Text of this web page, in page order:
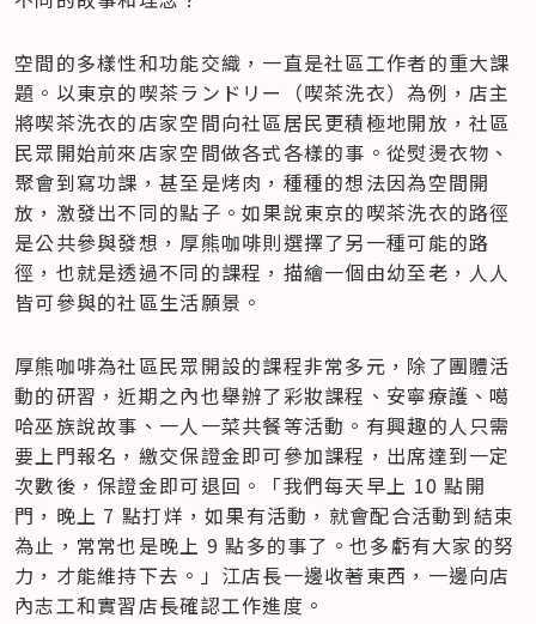
空間的多樣性和功能交織，一直是社區工作者的重大課
題。以東京的喫茶ランドリー（喫茶洗衣）為例，店主
將喫茶洗衣的店家空間向社區居民更積極地開放，社區
民眾開始前來店家空間做各式各樣的事。從熨燙衣物、
聚會到寫功課，甚至是烤肉，種種的想法因為空間開
放，激發出不同的點子。如果說東京的喫茶洗衣的路徑
是公共參與發想，厚熊咖啡則選擇了另一種可能的路
徑，也就是透過不同的課程，描繪一個由幼至老，人人
皆可參與的社區生活願景。
厚熊咖啡為社區民眾開設的課程非常多元，除了團體活
動的研習，近期之內也舉辦了彩妝課程、安寧療護、噶
哈巫族說故事、一人一菜共餐等活動。有興趣的人只需
要上門報名，繳交保證金即可參加課程，出席達到一定
次數後，保證金即可退回。「我們每天早上 10 點開
門，晚上 7 點打烊，如果有活動，就會配合活動到結束
為止，常常也是晚上 9 點多的事了。也多虧有大家的努
力，才能維持下去。」江店長一邊收著東西，一邊向店
內志工和實習店長確認工作進度。